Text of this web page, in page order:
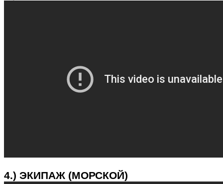
4.) ЭКИПАЖ (МОРСКОЙ)